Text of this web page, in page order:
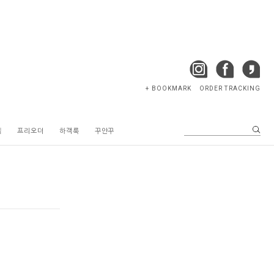
+ BOOKMARK ORDER TRACKING
프리오더 하객룩 꾸안꾸